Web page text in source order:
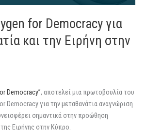
for Democracy για
και την Ειρήνη στην
Democracy”, αποτελεί μια πρωτοβουλία του
Democracy για την μεταθανάτια αναγνώριση
σημαντικά στην προώθηση
Ειρήνης στην Κύπρο.